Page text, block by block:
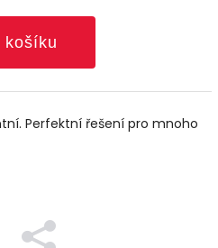
košíku
Perfektní řešení pro mnoho